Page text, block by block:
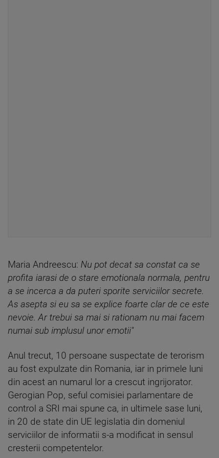
Maria Andreescu: Nu pot decat sa constat ca se
profita iarasi de o stare emotionala normala, pentru
a se incerca a da puteri sporite serviciilor secrete.
As asepta si eu sa se explice foarte clar de ce este
nevoie. Ar trebui sa mai si rationam nu mai facem
numai sub implusul unor emotii"
Anul trecut, 10 persoane suspectate de terorism
au fost expulzate din Romania, iar in primele luni
din acest an numarul lor a crescut ingrijorator.
Gerogian Pop, seful comisiei parlamentare de
control a SRI mai spune ca, in ultimele sase luni,
in 20 de state din UE legislatia din domeniul
serviciilor de informatii s-a modificat in sensul
cresterii competentelor.